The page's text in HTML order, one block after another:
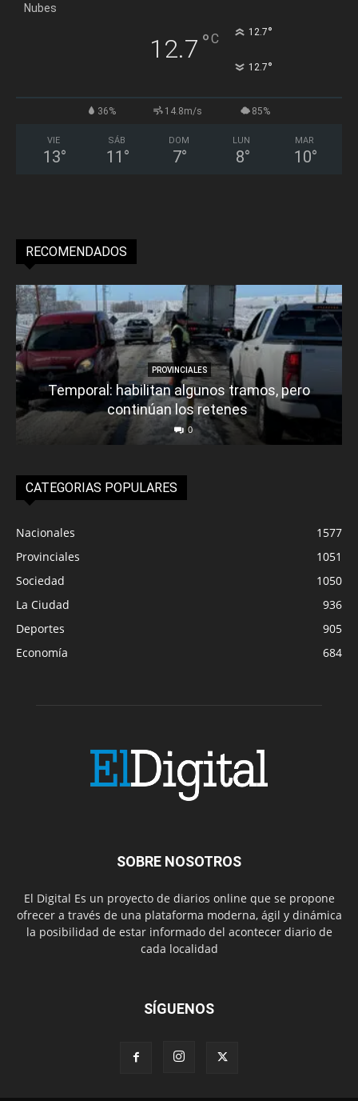
Nubes
12.7 °C 12.7°
12.7°
36% 14.8m/s 85%
VIE
13°
SÁB
11 °
DOM
7°
LUN
8°
MAR
10°
RECOMENDADOS
PROVINCIALES
Temporal: habilitan algunos tramos, pero
continúan los retenes
0
CATEGORIAS POPULARES
Nacionales
1577
Provinciales
1051
Sociedad
1050
La Ciudad
936
Deportes
905
Economía
684
SOBRE NOSOTROS
El Digital Es un proyecto de diarios online que se propone
ofrecer a través de una plataforma moderna, ágil y dinámica
la posibilidad de estar informado del acontecer diario de
cada localidad
SÍGUENOS